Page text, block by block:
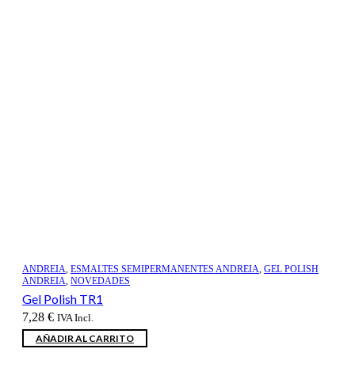
ANDREIA, ESMALTES SEMIPERMANENTES ANDREIA, GEL POLISH
ANDREIA, NOVEDADES
Gel Polish TR1
7,28 € IVA Incl.
AÑADIR AL CARRITO